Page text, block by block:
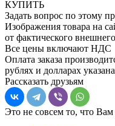
КУПИТЬ
Задать вопрос по этому
Изображения товара на
от фактического
Все цены включают НДС
Оплата заказа
рублях и долларах
Рассказать друзьям
Это не совсем то, что